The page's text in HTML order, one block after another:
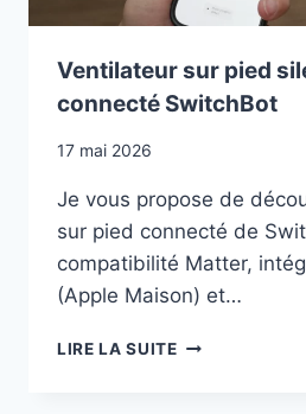
Ventilateur sur pied
connecté SwitchBot
17 mai 2026
Je vous propose de
sur pied connecté de
compatibilité Matter,
(Apple Maison) et…
LIRE LA SUITEVENTILATEUR